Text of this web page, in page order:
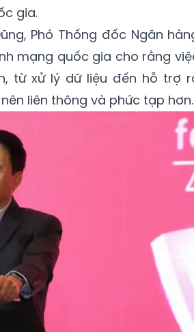
gia.
Phó Thống đốc Ngân
mạng quốc gia cho rằng
từ xử lý dữ liệu đến hỗ trợ
liên thông và phức tạp hơn.